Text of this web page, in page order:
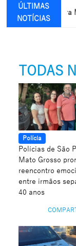
ÚLTIMAS
NOTÍCIAS
da professora
TODAS
Polícia
Polícias de São
Mato Grosso
reencontro
entre irmãos
40 anos